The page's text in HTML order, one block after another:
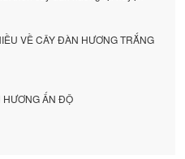
VỀ CÂY ĐÀN HƯƠNG TRẮNG
HƯƠNG ẤN ĐỘ